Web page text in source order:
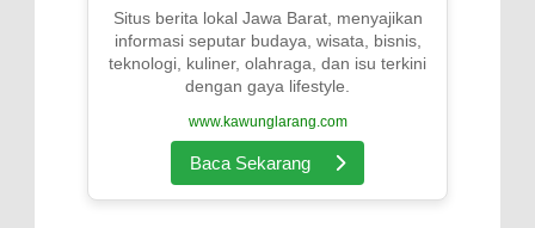
Situs berita lokal Jawa Barat, menyajikan
informasi seputar budaya, wisata, bisnis,
teknologi, kuliner, olahraga, dan isu terkini
dengan gaya lifestyle.
www.kawunglarang.com
Baca Sekarang